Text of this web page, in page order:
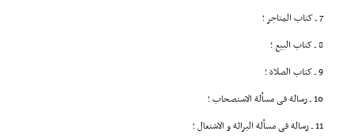
7 ـ کتاب المتاجر ؛
8 ـ کتاب البیع ؛
9 ـ کتاب الصلاة ؛
10 ـ رسالة فی مسألة الاستصحاب ؛
11 ـ رسالة فی مسألة البرائة و الاشتغال ؛